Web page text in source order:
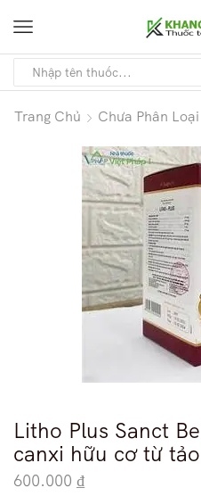
Trang Chủ Chưa Phân Loại
Litho Plus Sanct
canxi hữu cơ từ
600.000 ₫